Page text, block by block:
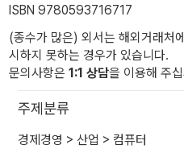
ISBN 9780593716717
(종수가 많은) 외서는 해외거래처
시하지 못하는 경우가 있습니다.
문의사항은 1:1 상담을 이용해 주
주제분류
경제경영 > 산업 > 컴퓨터